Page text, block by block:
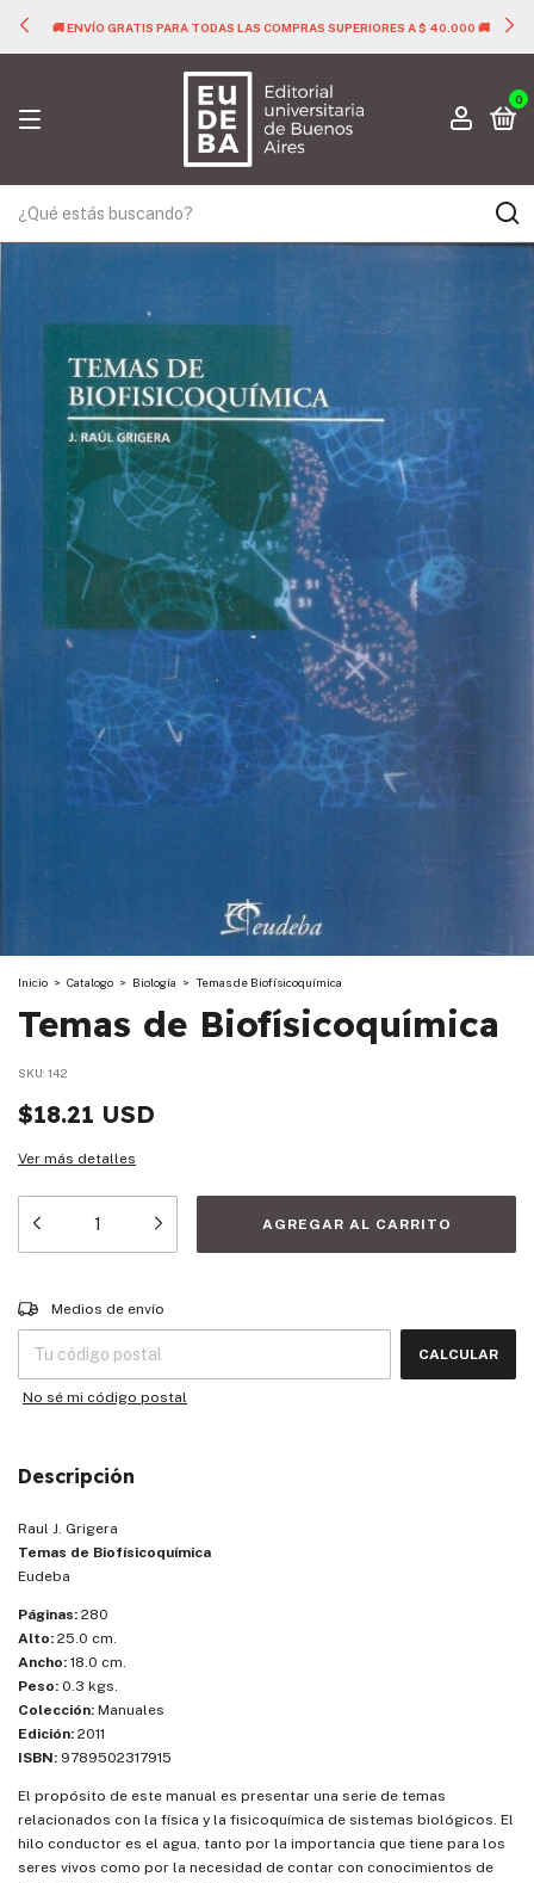
🚚 ENVÍO GRATIS PARA TODAS LAS COMPRAS SUPERIORES A $ 40.000 🚚
0
Inicio > Catalogo > Biología > Temas de Biofísicoquímica
Temas de Biofísicoquímica
SKU: 142
$18.21 USD
Ver más detalles
Entregas para el CP:
Medios de envío
CALCULAR
No sé mi código postal
Descripción
Raul J. Grigera
Temas de Biofísicoquímica
Eudeba
Páginas: 280
Alto: 25.0 cm.
Ancho: 18.0 cm.
Peso: 0.3 kgs.
Colección: Manuales
Edición: 2011
ISBN: 9789502317915
El propósito de este manual es presentar una serie de temas
relacionados con la física y la fisicoquímica de sistemas biológicos. El
hilo conductor es el agua, tanto por la importancia que tiene para los
seres vivos como por la necesidad de contar con conocimientos de